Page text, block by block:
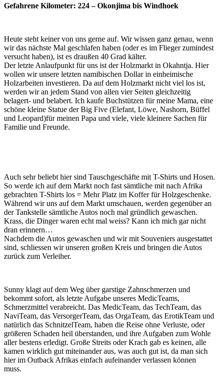
Gefahrene Kilometer: 224 – Okonjima bis Windhoek
Heute steht keiner von uns gerne auf. Wir wissen ganz genau, wenn
wir das nächste Mal geschlafen haben (oder es im Flieger zumindest
versucht haben), ist es draußen 40 Grad kälter.
Der letzte Anlaufpunkt für uns ist der Holzmarkt in Okahntja. Hier
wollen wir unsere letzten namibischen Dollar in einheimische
Holzarbeiten investieren. Da auf dem Holzmarkt nicht viel los ist,
werden wir an jedem Stand von allen vier Seiten gleichzeitig
belagert- und belabert. Ich kaufe Buchstützen für meine Mama, eine
schöne kleine Statue der Big Five (Elefant, Löwe, Nashorn, Büffel
und Leopard)für meinen Papa und viele, viele kleinere Sachen für
Familie und Freunde.
Auch sehr beliebt hier sind Tauschgeschäfte mit T-Shirts und Hosen.
So werde ich auf dem Markt noch fast sämtliche mit nach Afrika
gebrachten T-Shirts los = Mehr Platz im Koffer für Holzgeschenke.
Während wir uns auf dem Markt umschauen, werden gegenüber an
der Tankstelle sämtliche Autos noch mal gründlich gewaschen.
Krass, die Dinger waren echt mal weiss? Kann ich mich gar nicht
dran erinnern…
Nachdem die Autos gewaschen und wir mit Souveniers ausgestattet
sind, schliessen wir unseren großen Kreis und bringen die Autos
zurück zum Verleiher.
Sunny klagt auf dem Weg über garstige Zahnschmerzen und
bekommt sofort, als letzte Aufgabe unseres MedicTeams,
Schmerzmittel verabreicht. Das MedicTeam, das TechTeam, das
NaviTeam, das VersorgerTeam, das OrgaTeam, das ErotikTeam und
natürlich das SchnitzelTeam, haben die Reise ohne Verluste, oder
größeren Schaden heil überstanden, und ihre Aufgaben zum Wohle
aller bestens erledigt. Große Streits oder Krach gab es keinen, alle
kamen wirklich gut miteinander aus, was auch gut ist, da man sich
hier im Outback Afrikas einfach aufeinander verlassen können
muss.